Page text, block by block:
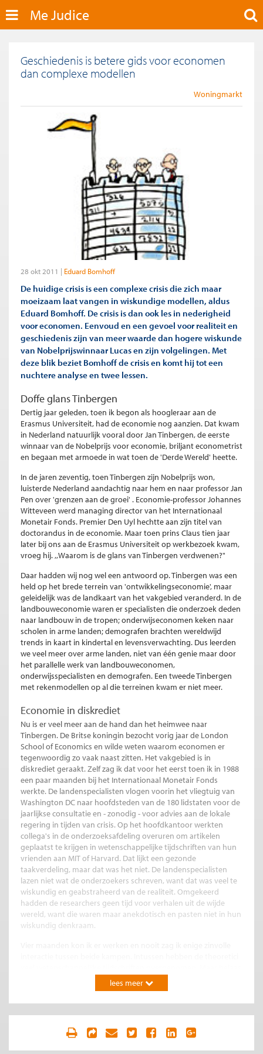
Me Judice
Geschiedenis is betere gids voor economen
dan complexe modellen
Woningmarkt
28 okt 2011 Eduard Bomhoff
De huidige crisis is een complexe crisis die zich maar
moeizaam laat vangen in wiskundige modellen, aldus
Eduard Bomhoff. De crisis is dan ook les in nederigheid
voor economen. Eenvoud en een gevoel voor realiteit en
geschiedenis zijn van meer waarde dan hogere wiskunde
van Nobelprijswinnaar Lucas en zijn volgelingen. Met
deze blik beziet Bomhoff de crisis en komt hij tot een
nuchtere analyse en twee lessen.
Doffe glans Tinbergen
Dertig jaar geleden, toen ik begon als hoogleraar aan de
Erasmus Universiteit, had de economie nog aanzien. Dat kwam
in Nederland natuurlijk vooral door Jan Tinbergen, de eerste
winnaar van de Nobelprijs voor economie, briljant econometrist
en begaan met armoede in wat toen de 'Derde Wereld' heette.
In de jaren zeventig, toen Tinbergen zijn Nobelprijs won,
luisterde Nederland aandachtig naar hem en naar professor Jan
Pen over 'grenzen aan de groei' . Economie-professor Johannes
Witteveen werd managing director van het Internationaal
Monetair Fonds. Premier Den Uyl hechtte aan zijn titel van
doctorandus in de economie. Maar toen prins Claus tien jaar
later bij ons aan de Erasmus Universiteit op werkbezoek kwam,
vroeg hij. ,,Waarom is de glans van Tinbergen verdwenen?"
Daar hadden wij nog wel een antwoord op. Tinbergen was een
held op het brede terrein van 'ontwikkelingseconomie', maar
geleidelijk was de landkaart van het vakgebied veranderd. In de
landbouweconomie waren er specialisten die onderzoek deden
naar landbouw in de tropen; onderwijseconomen keken naar
scholen in arme landen; demografen brachten wereldwijd
trends in kaart in kindertal en levensverwachting. Dus leerden
we veel meer over arme landen, niet van één genie maar door
het parallelle werk van landbouweconomen,
onderwijsspecialisten en demografen. Een tweede Tinbergen
met rekenmodellen op al die terreinen kwam er niet meer.
Economie in diskrediet
Nu is er veel meer aan de hand dan het heimwee naar
Tinbergen. De Britse koningin bezocht vorig jaar de London
School of Economics en wilde weten waarom economen er
tegenwoordig zo vaak naast zitten. Het vakgebied is in
diskrediet geraakt. Zelf zag ik dat voor het eerst toen ik in 1988
een paar maanden bij het Internationaal Monetair Fonds
werkte. De landenspecialisten vlogen voorin het vliegtuig van
Washington DC naar hoofdsteden van de 180 lidstaten voor de
jaarlijkse consultatie en - zonodig - voor advies aan de lokale
regering in tijden van crisis. Op het hoofdkantoor werkten
collega's in de onderzoeksafdeling overuren om artikelen
geplaatst te krijgen in wetenschappelijke tijdschriften van hun
vrienden aan MIT of Harvard. Dat lijkt een gezonde
taakverdeling, maar dat was het niet. De landenspecialisten
lazen niet wat de onderzoekers schreven, want dat was veel te
wiskundig en geabstraheerd van de realiteit. Omgekeerd
hadden de researchers geen tijd voor verhalen uit de wijde
wereld, want die waren maar anekdotisch en pasten niet in hun
wiskundig denkraam.
kunnen ze ons niet betrouwbaar voorspellen of Engeland er
wijs aan doet om nu zwaar te bezuinigen of dat de VS beter af
zijn met nog niet concreet ingevulde bezuinigingen voor ná de
noodzaak om snel en hard te bezuinigen; Krugman en Stiglitz
lees meer